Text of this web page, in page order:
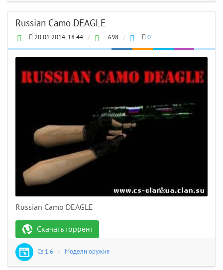
Russian Camo DEAGLE
20.01.2014, 18:44 / 698 / 0
Russian Camo DEAGLE
Скачать торрент
Cs 1.6 / Модели оружия